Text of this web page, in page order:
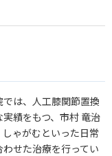
は、人工膝関節置換
績をもつ、市村 竜治
ゃがむといった日常
せた治療を行ってい